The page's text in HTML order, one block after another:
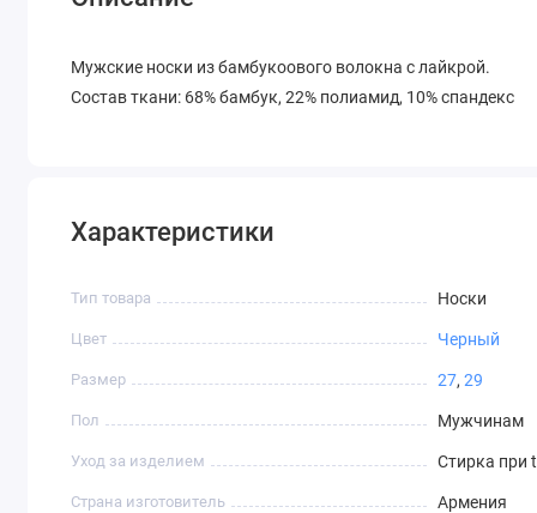
Mужские носки из бамбукоового волокна с лайкрой.
Состав ткани: 68% бамбук, 22% полиамид, 10% спандекс
Характеристики
Тип товара Носки
Цвет Черный
Размер 27, 29
Пол Мужчинам
Уход за изделием Стирка при
Страна изготовитель Армения